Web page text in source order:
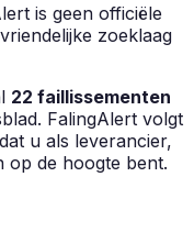
is geen officiële
zoeklaag
22 faillissementen
FalingAlert volgt
u als leverancier,
op de hoogte bent.